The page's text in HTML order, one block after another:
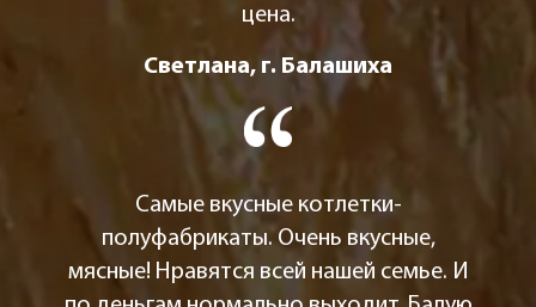
цена.
Светлана, г. Балашиха
Самые вкусные котлетки-
полуфабрикаты. Очень вкусные,
мясные! Нравятся всей нашей семье. И